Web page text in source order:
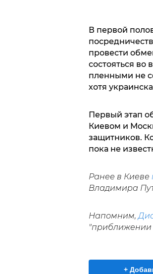
В первой
провести
состояться во
пленными не
хотя
Первый этап
Киевом и
защитников.
пока не
Ранее в Киеве
Владимира
Напомним,
"приближении
+